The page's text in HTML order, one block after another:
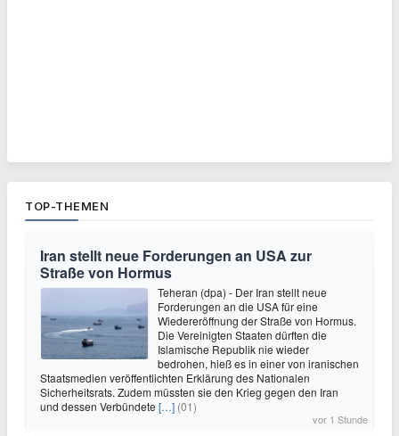
TOP-THEMEN
Iran stellt neue Forderungen an USA zur
Straße von Hormus
Teheran (dpa) - Der Iran stellt neue
Forderungen an die USA für eine
Wiedereröffnung der Straße von Hormus.
Die Vereinigten Staaten dürften die
Islamische Republik nie wieder
bedrohen, hieß es in einer von iranischen
Staatsmedien veröffentlichten Erklärung des Nationalen
Sicherheitsrats. Zudem müssten sie den Krieg gegen den Iran
und dessen Verbündete […] (01)
vor 1 Stunde